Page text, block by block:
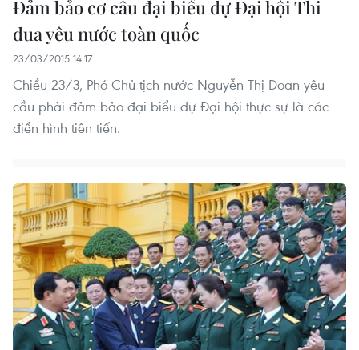
Đảm bảo cơ cấu đại biểu dự Đại hội Thi
đua yêu nước toàn quốc
23/03/2015 14:17
Chiều 23/3, Phó Chủ tịch nước Nguyễn Thị Doan yêu
cầu phải đảm bảo đại biểu dự Đại hội thực sự là các
điển hình tiên tiến.